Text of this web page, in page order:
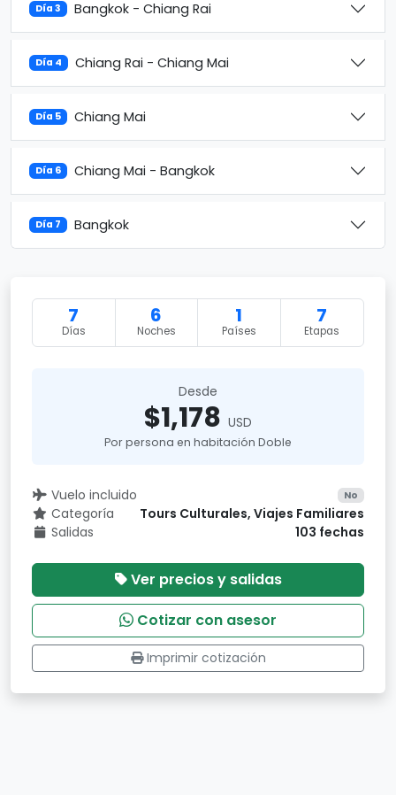
Día 3 Bangkok - Chiang Rai
Día 4 Chiang Rai - Chiang Mai
Día 5 Chiang Mai
Día 6 Chiang Mai - Bangkok
Día 7 Bangkok
7
Días
6
Noches
1
Países
7
Etapas
Desde
$1,178 USD
Por persona en habitación Doble
Vuelo incluido No
Categoría
Tours Culturales, Viajes Familiares
Salidas
103 fechas
Ver precios y salidas
Cotizar con asesor
Imprimir cotización